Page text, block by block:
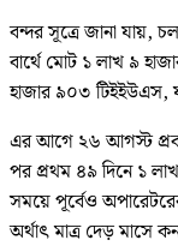
বন্দর সূত্রে জানা যায়,
বার্থে মোট ১ লাখ ৯
হাজার ৯০৩ টিইইউএস,
এর আগে ২৬ আগস্ট
পর প্রথম ৪৯ দিনে ১
সময়ে পূর্বেও
অর্থাৎ মাত্র দেড় মাসে